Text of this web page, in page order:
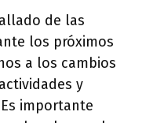
de las
los próximos
a los cambios
y
importante